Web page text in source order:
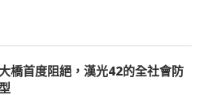
橋首度阻絕，漢光42的全社會防